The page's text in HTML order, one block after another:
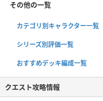
その他の一覧
カテゴリ別キャラクター一覧
シリーズ別評価一覧
おすすめデッキ編成一覧
クエスト攻略情報